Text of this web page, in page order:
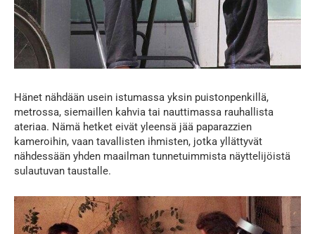
Hänet nähdään usein istumassa yksin puistonpenkillä,
metrossa, siemaillen kahvia tai nauttimassa rauhallista
ateriaa. Nämä hetket eivät yleensä jää paparazzien
kameroihin, vaan tavallisten ihmisten, jotka yllättyvät
nähdessään yhden maailman tunnetuimmista näyttelijöistä
sulautuvan taustalle.